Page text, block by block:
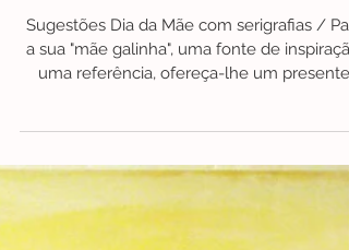
Sugestões Dia da Mãe com
serigrafias | Serigrafias&Afins |
a sua "mãe galinha", uma fonte de
uma referência, ofereça-lhe um presente
que...